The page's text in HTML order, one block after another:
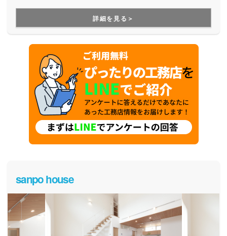
んなが喜ぶ家を建てることができます。
詳細を見る＞
sanpo house